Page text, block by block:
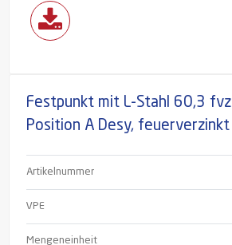
Festpunkt mit L-Stahl 60,3 fvz
Position A Desy, feuerverzinkt
Artikelnummer
VPE
Mengeneinheit